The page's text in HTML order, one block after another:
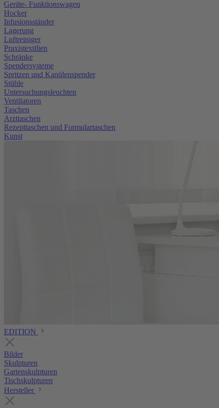
Geräte- Funktionswagen
Hocker
Infusionsständer
Lagerung
Luftreiniger
Praxistextilien
Schränke
Spendersysteme
Spritzen und Kanülenspender
Stühle
Untersuchungsleuchten
Ventilatoren
Taschen
Arzttaschen
Rezepttaschen und Formulartaschen
Kunst
EDITION
Bilder
Skulpturen
Gartenskulpturen
Tischskulpturen
Hersteller